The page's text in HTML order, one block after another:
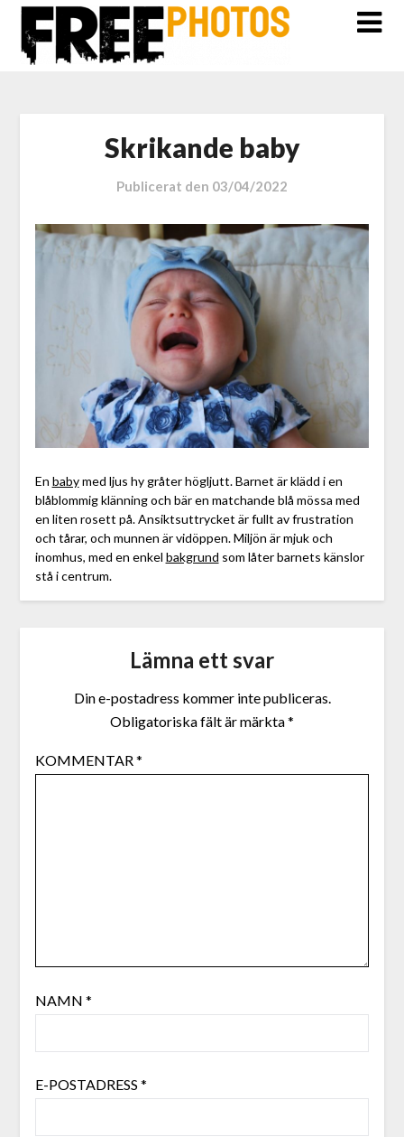
Skrikande baby
Publicerat den 03/04/2022
En babymed ljus hy gråter högljutt. Barnet är klädd i en
blåblommig klänning och bär en matchande blå mössa med
en liten rosett på. Ansiktsuttrycket är fullt av frustration
och tårar, och munnen är vidöppen. Miljön är mjuk och
inomhus, med en enkel bakgrund som låter barnets känslor
stå i centrum.
Lämna ett svar
Din e-postadress kommer inte publiceras.
Obligatoriska fält är märkta*
KOMMENTAR *
NAMN *
E-POSTADRESS *